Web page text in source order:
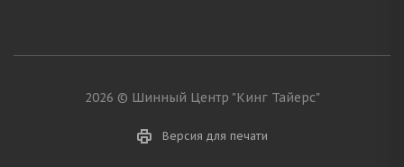
2026 © Шинный Центр "Кинг Тайерс"
Версия для печати